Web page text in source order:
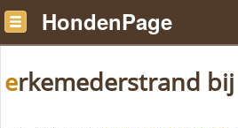
HondenPage
erkemederstrand